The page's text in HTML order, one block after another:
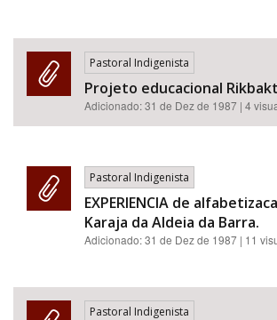
Pastoral Indigenista
Projeto educacional
Adicionado:31 de Dez de 1987 | 4
Pastoral Indigenista
EXPERIENCIA de
Karaja da Aldeia da Barra.
Adicionado:31 de Dez de 1987 | 11
Pastoral Indigenista